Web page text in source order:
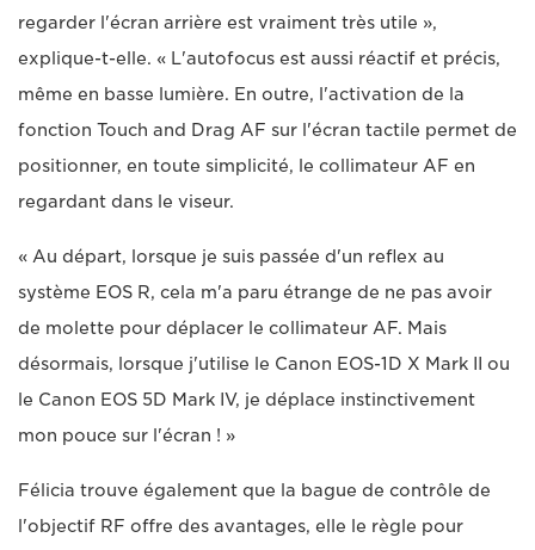
regarder l'écran arrière est vraiment très utile »,
explique-t-elle. « L'autofocus est aussi réactif et précis,
même en basse lumière. En outre, l'activation de la
fonction Touch and Drag AF sur l'écran tactile permet de
positionner, en toute simplicité, le collimateur AF en
regardant dans le viseur.
« Au départ, lorsque je suis passée d'un reflex au
système EOS R, cela m'a paru étrange de ne pas avoir
de molette pour déplacer le collimateur AF. Mais
désormais, lorsque j'utilise le Canon EOS-1D X Mark II ou
le Canon EOS 5D Mark IV, je déplace instinctivement
mon pouce sur l'écran ! »
Félicia trouve également que la bague de contrôle de
l'objectif RF offre des avantages, elle le règle pour